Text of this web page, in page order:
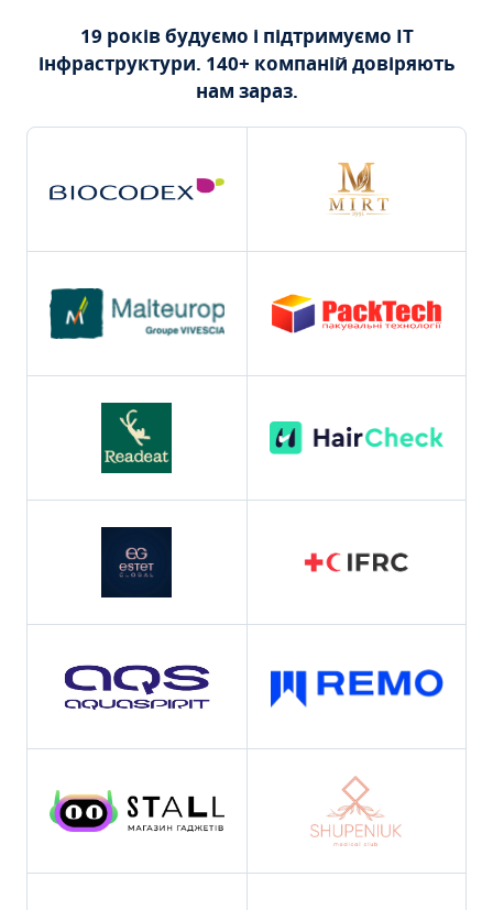
19 років будуємо і підтримуємо ІТ
інфраструктури. 140+ компаній довіряють
нам зараз.